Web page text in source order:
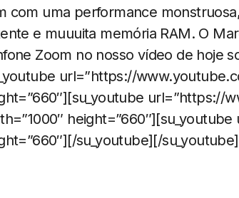
com uma performance
e muuuita memória RAM. O
Zoom no nosso vídeo de hoje
url=”https://
url=”https://
su_youtube][/su_youtube]